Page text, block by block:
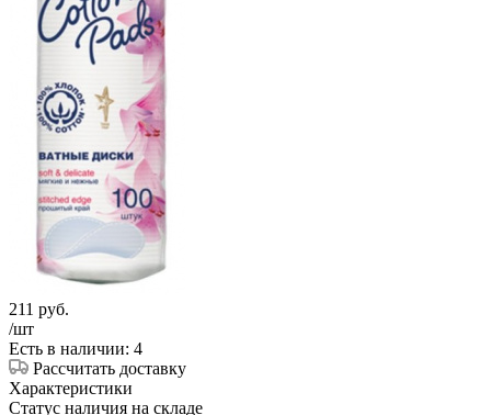
211 руб.
/шт
Есть в наличии: 4
Рассчитать доставку
Характеристики
Статус наличия на складе